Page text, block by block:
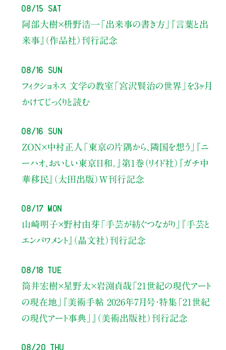
08/15 Sat
阿部大樹×枡野浩一 「出来事の書き方」
『言葉と出
来事』（作品社）刊行記念
08/16 Sun
フィクショネス 文学の教室 「宮沢賢治の世界」を3ヶ月
かけてじっくりと読む
08/16 Sun
ZON×中村正人 「東京の片隅から、隣国を想う」
『ニ
ーハオ、おいしい東京日和。』第1巻（リイド社） 『ガチ中
華移民』（太田出版）W刊行記念
08/17 Mon
山崎明子×野村由芽 「手芸が紡ぐつながり」
『手芸と
エンパワメント』（晶文社）刊行記念
08/18 Tue
筒井宏樹×星野太×岩渕貞哉 「21世紀の現代アート
の現在地」
『美術手帖 2026年7月号・特集「21世紀
の現代アート事典」』（美術出版社）刊行記念
08/20 Thu